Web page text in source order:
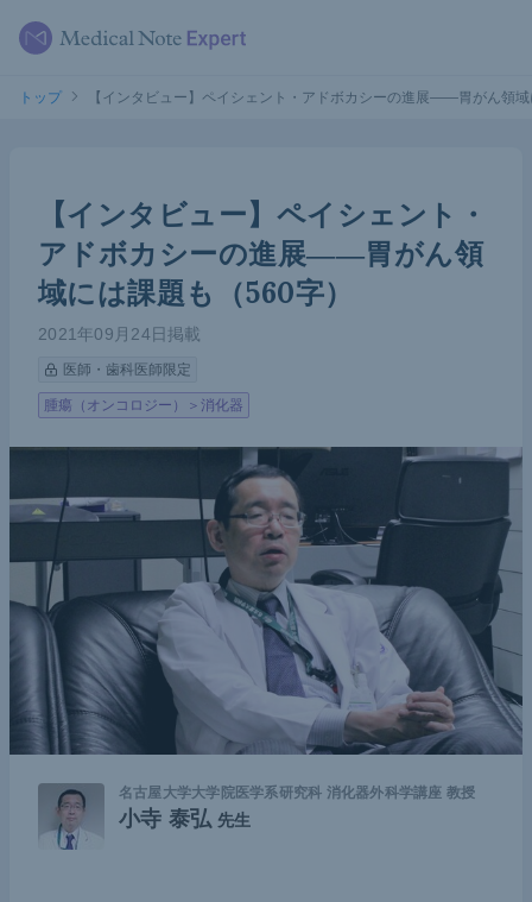
トップ 【インタビュー】ペイシェント・アドボカシーの進展――胃がん領
【インタビュー】ペイシェント・
アドボカシーの進展――胃がん領
域には課題も（560字）
2021年09月24日掲載
医師・歯科医師限定
腫瘍（オンコロジー）＞消化器
名古屋大学大学院医学系研究科 消化器外科学講座 教授
小寺 泰弘 先生